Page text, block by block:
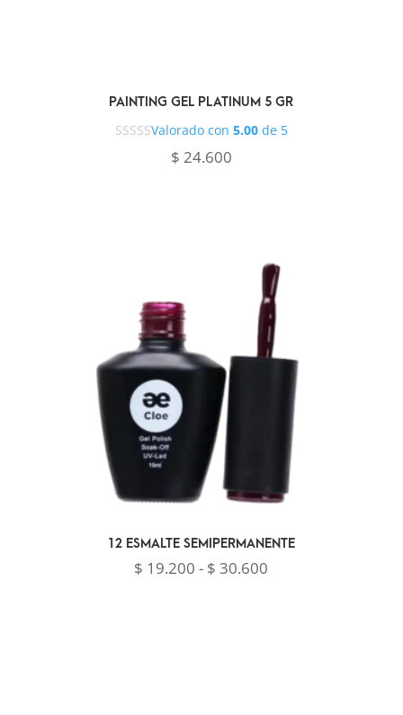
PAINTING GEL PLATINUM 5 GR
Valorado con 5.00de 5
$ 24.600
12 ESMALTE SEMIPERMANENTE
$ 19.200 - $ 30.600